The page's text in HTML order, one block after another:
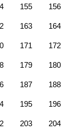
155 156
163 164
171 172
179 180
187 188
195 196
203 204